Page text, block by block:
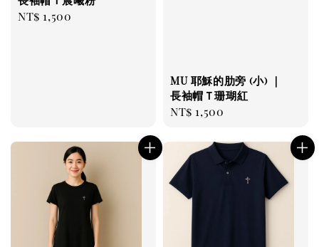
Regular
NT$ 1,500
MU 耶穌的肋旁 (小) ｜
長袖帽Ｔ珊瑚紅
Regular
NT$ 1,500